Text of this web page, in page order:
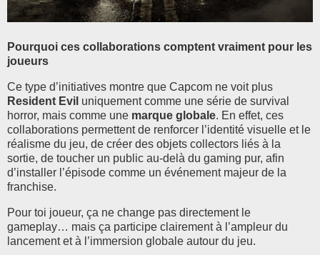
Pourquoi ces collaborations comptent vraiment pour les
joueurs
Ce type d’initiatives montre que Capcom ne voit plus
Resident Evil uniquement comme une série de survival
horror, mais comme une marque globale. En effet, ces
collaborations permettent de renforcer l’identité visuelle et le
réalisme du jeu, de créer des objets collectors liés à la
sortie, de toucher un public au-delà du gaming pur, afin
d’installer l’épisode comme un événement majeur de la
franchise.
Pour toi joueur, ça ne change pas directement le
gameplay… mais ça participe clairement à l’ampleur du
lancement et à l’immersion globale autour du jeu.